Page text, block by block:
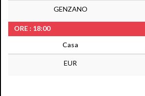
GENZANO
ORE : 18:00
Casa
EUR